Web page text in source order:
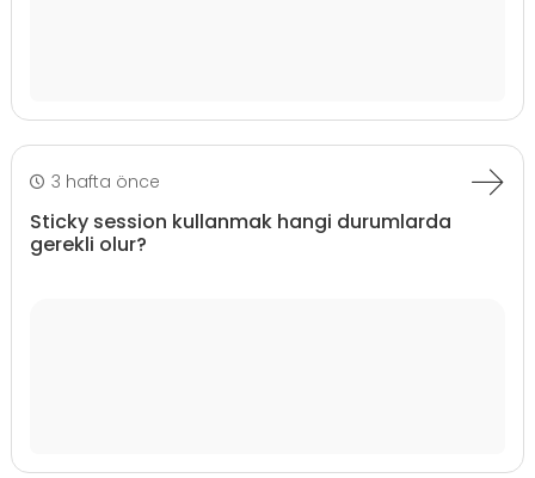
3 hafta önce
Sticky session kullanmak hangi durumlarda
gerekli olur?